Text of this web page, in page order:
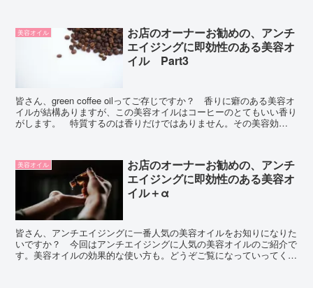
美容オイル
お店のオーナーお勧めの、アンチ
エイジングに即効性のある美容オ
イル Part3
皆さん、green coffee oilってご存じですか？ 香りに癖のある美容オ
イルが結構ありますが、この美容オイルはコーヒーのとてもいい香り
がします。 特質するのは香りだけではありません。その美容効
美容オイル
お店のオーナーお勧めの、アンチ
エイジングに即効性のある美容オ
イル＋α
皆さん、アンチエイジングに一番人気の美容オイルをお知りになりた
いですか？ 今回はアンチエイジングに人気の美容オイルのご紹介で
す。美容オイルの効果的な使い方も。どうぞご覧になっていってくだ